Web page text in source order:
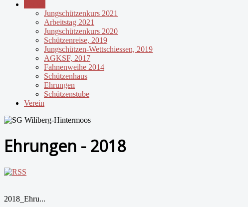
Jungschützenkurs 2021
Arbeitstag 2021
Jungschützenkurs 2020
Schützenreise, 2019
Jungschützen-Wettschiessen, 2019
AGKSF, 2017
Fahnenweihe 2014
Schützenhaus
Ehrungen
Schützenstube
Verein
Ehrungen - 2018
2018_Ehru...